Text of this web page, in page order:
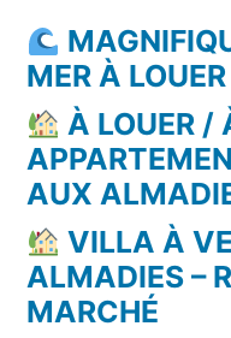
MER À
À LOUER /
AUX
VILLA À
ALMADIES –
MARCHÉ